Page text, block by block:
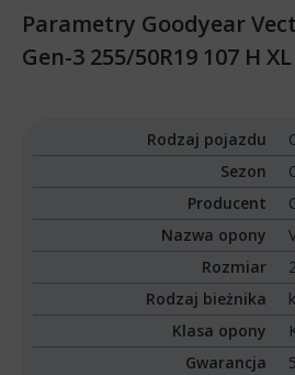
Parametry Goodyear
Gen-3 255/50R19 107 H XL
Rodzaj pojazdu
Sezon
Producent
Nazwa opony
Rozmiar
Rodzaj bieżnika
Klasa opony
Gwarancja